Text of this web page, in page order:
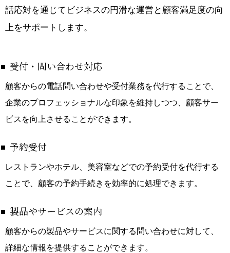
話応対を通じてビジネスの円滑な運営と顧客満足度の向
上をサポートします。
受付・問い合わせ対応
顧客からの電話問い合わせや受付業務を代行することで、
企業のプロフェッショナルな印象を維持しつつ、顧客サー
ビスを向上させることができます。
予約受付
レストランやホテル、美容室などでの予約受付を代行する
ことで、顧客の予約手続きを効率的に処理できます。
製品やサービスの案内
顧客からの製品やサービスに関する問い合わせに対して、
詳細な情報を提供することができます。